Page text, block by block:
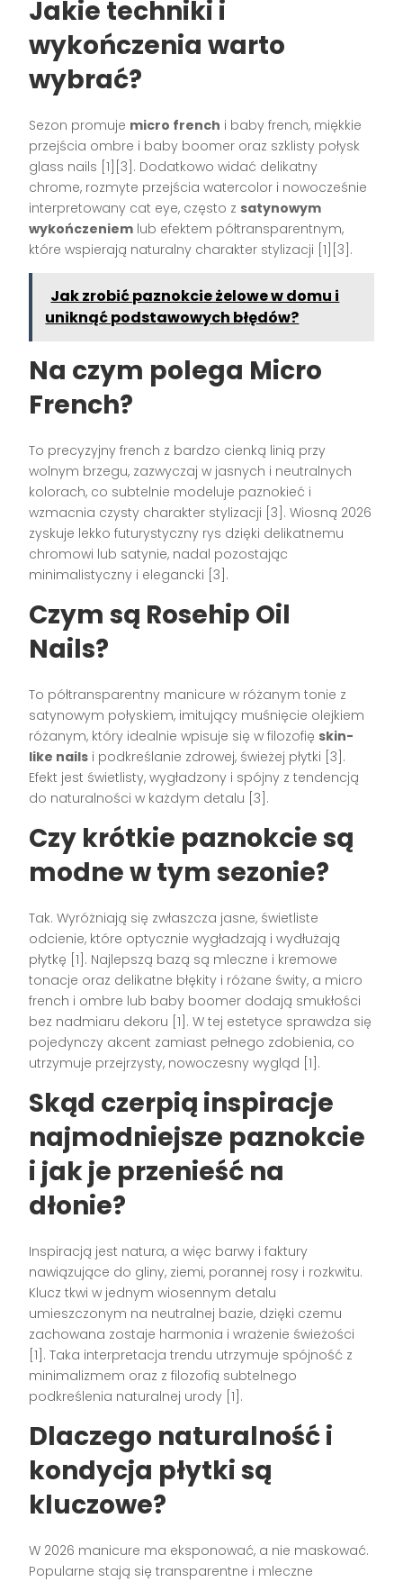
Jakie techniki i
wykończenia warto
wybrać?
Sezon promuje micro french i baby french, miękkie
przejścia ombre i baby boomer oraz szklisty połysk
glass nails [1][3]. Dodatkowo widać delikatny
chrome, rozmyte przejścia watercolor i nowocześnie
interpretowany cat eye, często z satynowym
wykończeniem lub efektem półtransparentnym,
które wspierają naturalny charakter stylizacji [1][3].
Jak zrobić paznokcie żelowe w domu i
uniknąć podstawowych błędów?
Na czym polega Micro
French?
To precyzyjny french z bardzo cienką linią przy
wolnym brzegu, zazwyczaj w jasnych i neutralnych
kolorach, co subtelnie modeluje paznokieć i
wzmacnia czysty charakter stylizacji [3]. Wiosną 2026
zyskuje lekko futurystyczny rys dzięki delikatnemu
chromowi lub satynie, nadal pozostając
minimalistyczny i elegancki [3].
Czym są Rosehip Oil
Nails?
To półtransparentny manicure w różanym tonie z
satynowym połyskiem, imitujący muśnięcie olejkiem
różanym, który idealnie wpisuje się w filozofię skin-
like nails i podkreślanie zdrowej, świeżej płytki [3].
Efekt jest świetlisty, wygładzony i spójny z tendencją
do naturalności w każdym detalu [3].
Czy krótkie paznokcie są
modne w tym sezonie?
Tak. Wyróżniają się zwłaszcza jasne, świetliste
odcienie, które optycznie wygładzają i wydłużają
płytkę [1]. Najlepszą bazą są mleczne i kremowe
tonacje oraz delikatne błękity i różane świty, a micro
french i ombre lub baby boomer dodają smukłości
bez nadmiaru dekoru [1]. W tej estetyce sprawdza się
pojedynczy akcent zamiast pełnego zdobienia, co
utrzymuje przejrzysty, nowoczesny wygląd [1].
Skąd czerpią inspiracje
najmodniejsze paznokcie
i jak je przenieść na
dłonie?
Inspiracją jest natura, a więc barwy i faktury
nawiązujące do gliny, ziemi, porannej rosy i rozkwitu.
Klucz tkwi w jednym wiosennym detalu
umieszczonym na neutralnej bazie, dzięki czemu
zachowana zostaje harmonia i wrażenie świeżości
[1]. Taka interpretacja trendu utrzymuje spójność z
minimalizmem oraz z filozofią subtelnego
podkreślenia naturalnej urody [1].
Dlaczego naturalność i
kondycja płytki są
kluczowe?
W 2026 manicure ma eksponować, a nie maskować.
Popularne stają się transparentne i mleczne